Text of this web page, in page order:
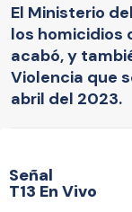
El Ministerio
los homicidios
acabó, y
Violencia que
abril del 2023.
Señal
T13 En Vivo